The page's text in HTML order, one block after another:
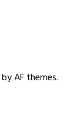
by AF themes.